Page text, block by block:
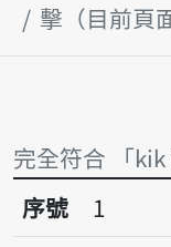
擊（目前頁
完全符合 「
序號1擊
序號
1